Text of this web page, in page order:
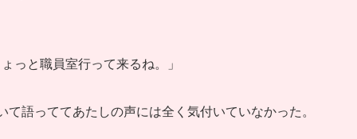
っと職員室行って来るね。」
て語っててあたしの声には全く気付いていなかった。